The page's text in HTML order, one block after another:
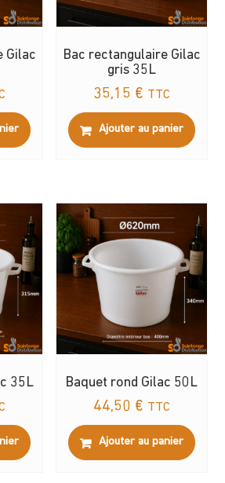
Gilac
Bac rectangulaire Gilac
gris 35L
35,15 € TTC
Ajouter au panier
35L Baquet rond Gilac 50L
44,50 € TTC
Ajouter au panier